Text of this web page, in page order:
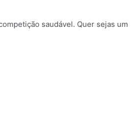
saudável. Quer sejas um